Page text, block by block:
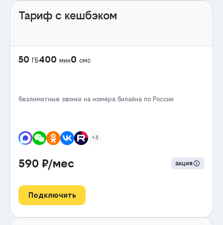
Тариф с кешбэком
50 ГБ400 мин0 смс
безлимитные звонки на номера билайна по России
+3
590 ₽/мес акция
Подключить